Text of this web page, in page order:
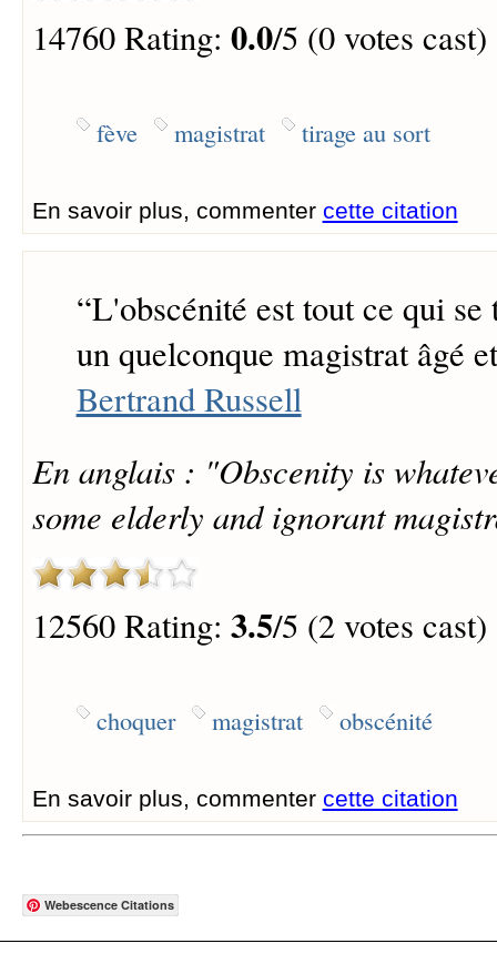
14760 Rating: 0.0/5 (0 votes cast)
fève magistrat tirage au sort
En savoir plus, commenter cette citation
“L'obscénité est tout ce qui se
un quelconque magistrat âgé
Bertrand Russell
En anglais : "Obscenity is
some elderly and ignorant
12560 Rating: 3.5/5 (2 votes cast)
choquer magistrat obscénité
En savoir plus, commenter cette citation
Webescence Citations